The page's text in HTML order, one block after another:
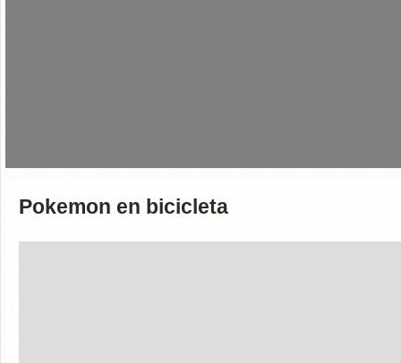
Pokemon en bicicleta